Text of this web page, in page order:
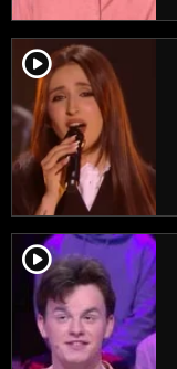
player2
player2